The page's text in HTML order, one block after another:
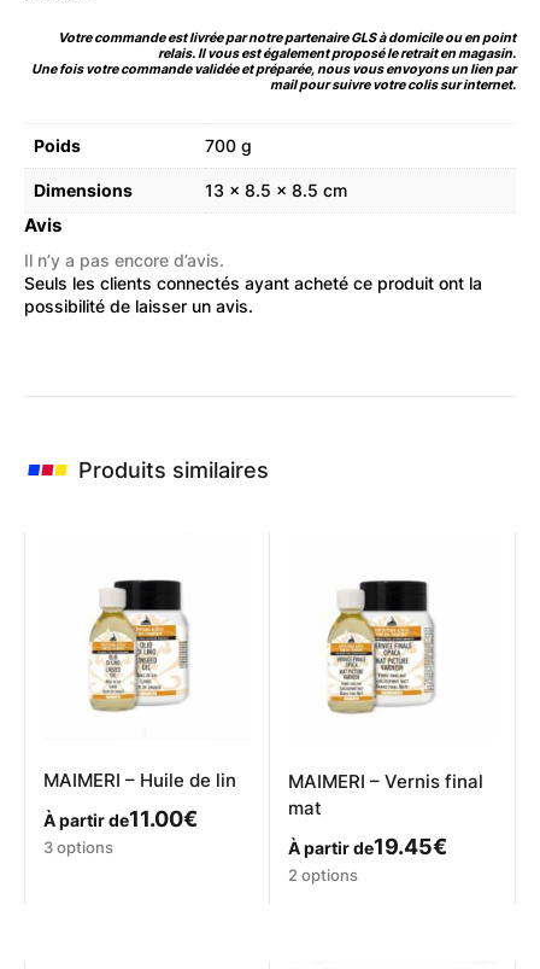
Votre commande est livrée par notre partenaire GLS à domicile ou en point
relais. Il vous est également proposé le retrait en magasin.
Une fois votre commande validée et préparée, nous vous envoyons un lien par
mail pour suivre votre colis sur internet.
Poids 700 g
Dimensions 13 × 8.5 × 8.5 cm
Avis
Il n’y a pas encore d’avis.
Seuls les clients connectés ayant acheté ce produit ont la
possibilité de laisser un avis.
Produits similaires
MAIMERI – Huile de lin
À partir de11.00€
Ce
3 options
MAIMERI – Vernis final
mat
À partir de19.45€
Ce
2 options